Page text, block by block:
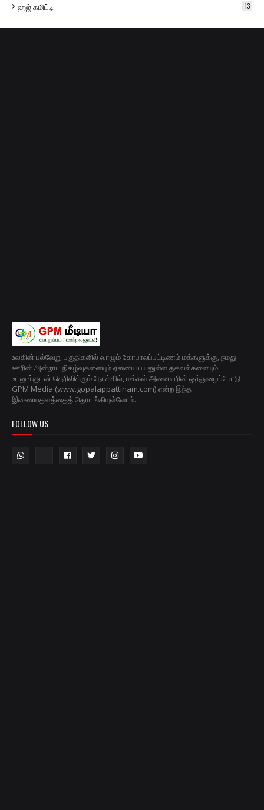
ஹஜ் கமிட்டி 13
உலகின் பல்வேறு பகுதிகளில் வாழும் கோபாலப்பட்டிணம் மக்களுக்கு, நமது
ஊரின் அன்றாட நிகழ்வுகளையும் ஏனைய பயனுள்ள தகவல்களையும்
உடனுக்குடன் தெரிவிக்கும் நோக்கில், மக்கள் அனைவரின் ஒத்துழைப்போடு
GPM Media (www.gopalappattinam.com) என்ற இந்த
இணையதளத்தைத் தொடங்கியுள்ளோம்.
FOLLOW US